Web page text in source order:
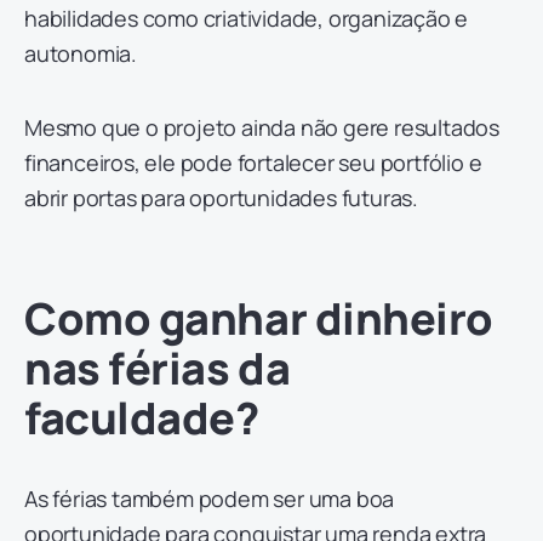
habilidades como criatividade, organização e
autonomia.
Mesmo que o projeto ainda não gere resultados
financeiros, ele pode fortalecer seu portfólio e
abrir portas para oportunidades futuras.
Como ganhar dinheiro
nas férias da
faculdade?
As férias também podem ser uma boa
oportunidade para conquistar uma renda extra